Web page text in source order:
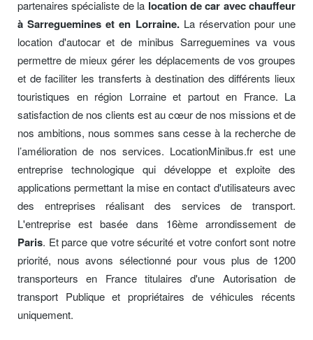
partenaires spécialiste de la location de car avec chauffeur
à Sarreguemines et en Lorraine.La réservation pour une
location d'autocar et de minibus Sarreguemines va vous
permettre de mieux gérer les déplacements de vos groupes
et de faciliter les transferts à destination des différents lieux
touristiques en région Lorraine et partout en France. La
satisfaction de nos clients est au cœur de nos missions et de
nos ambitions, nous sommes sans cesse à la recherche de
l’amélioration de nos services. LocationMinibus.fr est une
entreprise technologique qui développe et exploite des
applications permettant la mise en contact d'utilisateurs avec
des entreprises réalisant des services de transport.
L'entreprise est basée dans 16ème arrondissement de
Paris. Et parce que votre sécurité et votre confort sont notre
priorité, nous avons sélectionné pour vous plus de 1200
transporteurs en France titulaires d'une Autorisation de
transport Publique et propriétaires de véhicules récents
uniquement.